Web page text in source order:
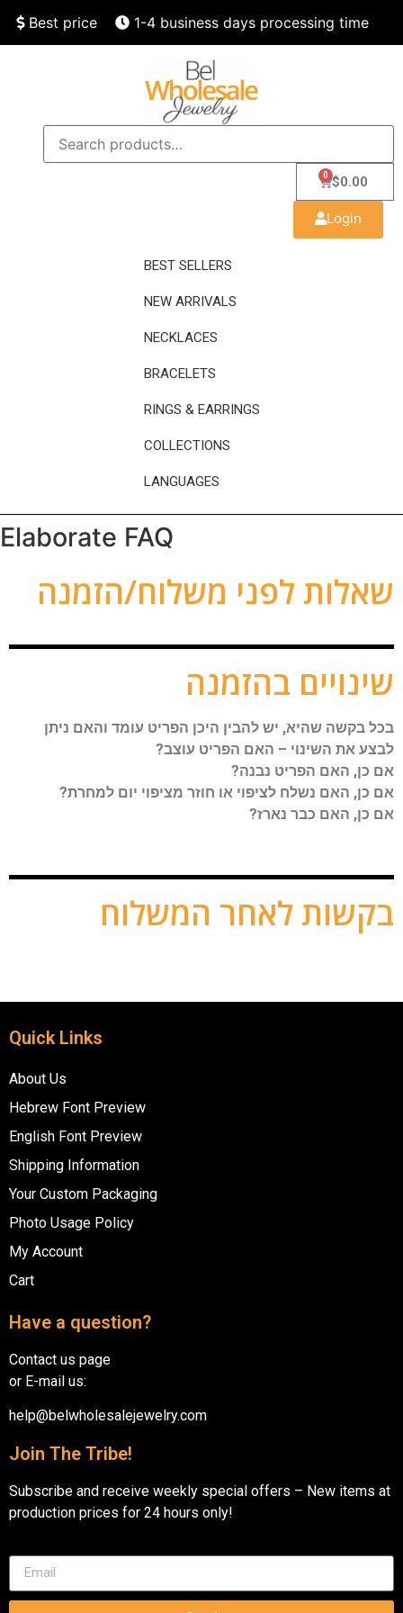
Best price 1-4 business days processing time
Finest quality
$0.00
0
Login
BEST SELLERS
NEW ARRIVALS
NECKLACES
BRACELETS
RINGS & EARRINGS
COLLECTIONS
LANGUAGES
Elaborate FAQ
שאלות לפני משלוח/הזמנה
שינויים בהזמנה
בכל בקשה שהיא, יש להבין היכן הפריט עומד והאם ניתן
לבצע את השינוי – האם הפריט עוצב?
אם כן, האם הפריט נבנה?
אם כן, האם נשלח לציפוי או חוזר מציפוי יום למחרת?
אם כן, האם כבר נארז?
בקשות לאחר המשלוח
Quick Links
About Us
Hebrew Font Preview
English Font Preview
Shipping Information
Your Custom Packaging
Photo Usage Policy
My Account
Cart
Have a question?
Contact us page
or E-mail us:
help@belwholesalejewelry.com
Join The Tribe!
Subscribe and receive weekly special offers – New items at
production prices for 24 hours only!